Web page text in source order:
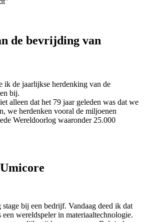
de bevrijding van
ik de jaarlijkse herdenking van de
bij.
alleen dat het 79 jaar geleden was dat we
we herdenken vooral de miljoenen
Wereldoorlog waaronder 25.000
bij een bedrijf. Vandaag deed ik dat
wereldspeler in materiaaltechnologie.